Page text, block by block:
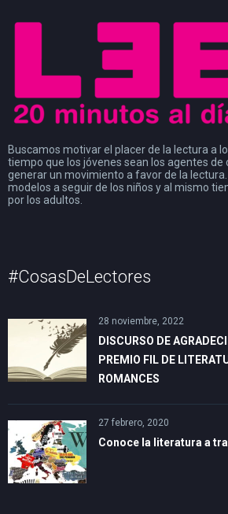
Buscamos motivar el placer de la lectura a
tiempo que los jóvenes sean los agentes de
generar un movimiento a favor de la
modelos a seguir de los niños y al mismo
por los adultos.
#CosasDeLectores
28 noviembre, 2022
DISCURSO DE
PREMIO FIL DE
ROMANCES
27 febrero, 2020
Conoce la literatura a